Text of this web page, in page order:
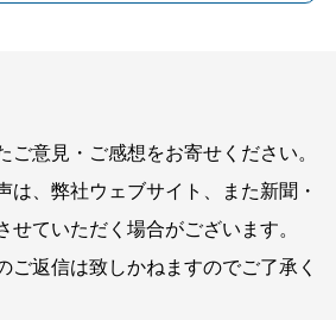
ご意見・ご感想をお寄せください。
は、弊社ウェブサイト、また新聞・
せていただく場合がございます。
返信は致しかねますのでご了承く